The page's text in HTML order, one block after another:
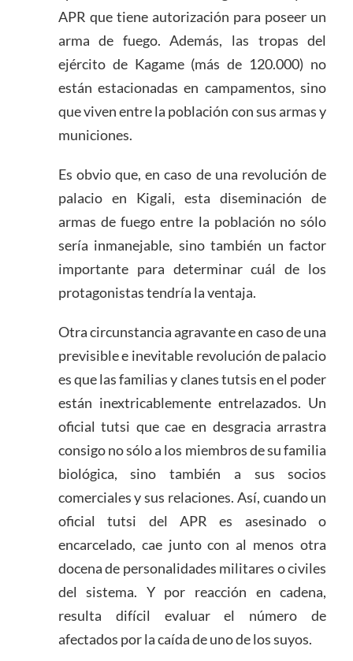
APR que tiene autorización para poseer un
arma de fuego. Además, las tropas del
ejército de Kagame (más de 120.000) no
están estacionadas en campamentos, sino
que viven entre la población con sus armas y
municiones.
Es obvio que, en caso de una revolución de
palacio en Kigali, esta diseminación de
armas de fuego entre la población no sólo
sería inmanejable, sino también un factor
importante para determinar cuál de los
protagonistas tendría la ventaja.
Otra circunstancia agravante en caso de una
previsible e inevitable revolución de palacio
es que las familias y clanes tutsis en el poder
están inextricablemente entrelazados. Un
oficial tutsi que cae en desgracia arrastra
consigo no sólo a los miembros de su familia
biológica, sino también a sus socios
comerciales y sus relaciones. Así, cuando un
oficial tutsi del APR es asesinado o
encarcelado, cae junto con al menos otra
docena de personalidades militares o civiles
del sistema. Y por reacción en cadena,
resulta difícil evaluar el número de
afectados por la caída de uno de los suyos.